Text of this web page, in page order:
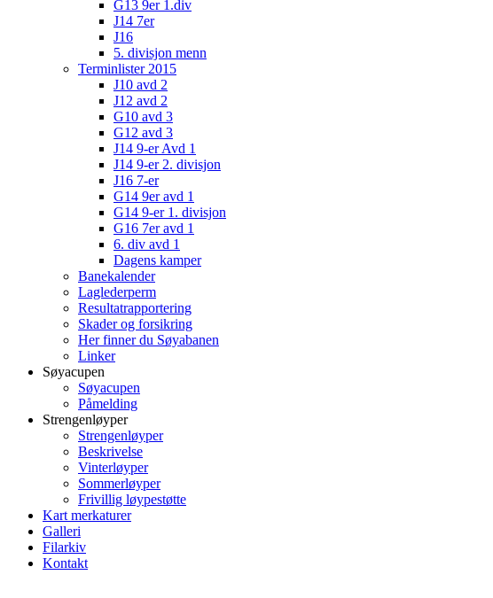
G13 9er 1.div
J14 7er
J16
5. divisjon menn
Terminlister 2015
J10 avd 2
J12 avd 2
G10 avd 3
G12 avd 3
J14 9-er Avd 1
J14 9-er 2. divisjon
J16 7-er
G14 9er avd 1
G14 9-er 1. divisjon
G16 7er avd 1
6. div avd 1
Dagens kamper
Banekalender
Laglederperm
Resultatrapportering
Skader og forsikring
Her finner du Søyabanen
Linker
Søyacupen
Søyacupen
Påmelding
Strengenløyper
Strengenløyper
Beskrivelse
Vinterløyper
Sommerløyper
Frivillig løypestøtte
Kart merkaturer
Galleri
Filarkiv
Kontakt